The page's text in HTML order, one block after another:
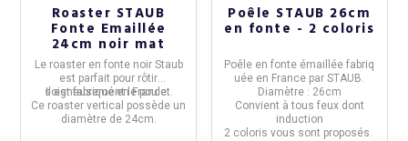
Roaster STAUB
Fonte Emaillée
24cm noir mat
Le roaster en fonte noir Staub
est parfait pour rôtir
soigneusement le poulet.
Il est fabriqué enFrance.
Ce roaster vertical possède un
diamètre de 24cm.
Poêle STAUB 26cm
en fonte - 2 coloris
Poêle enfonte émailléefabriq
uée en France par STAUB.
Diamètre : 26cm
Convient à tous feux dont
induction
2 coloris vous sont proposés.